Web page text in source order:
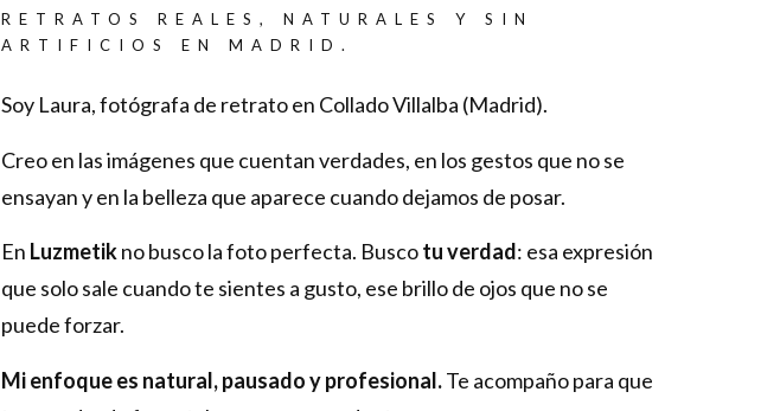
RETRATOS REALES, NATURALES Y SIN
ARTIFICIOS EN MADRID.
Soy Laura, fotógrafa de retrato en Collado Villalba (Madrid).
Creo en las imágenes que cuentan verdades, en los gestos que no se
ensayan y en la belleza que aparece cuando dejamos de posar.
En Luzmetikno busco la foto perfecta. Buscotu verdad: esa expresión
que solo sale cuando te sientes a gusto, ese brillo de ojos que no se
puede forzar.
Mi enfoque es natural, pausado y profesional.Te acompaño para que